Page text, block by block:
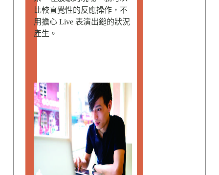
比較直覺性的反應操作，不
用擔心 Live 表演出鎚的狀況
產生。